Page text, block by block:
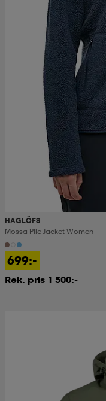
HAGLÖFS
Mossa Pile Jacket Women
699:-
Rek. pris 1 500:-